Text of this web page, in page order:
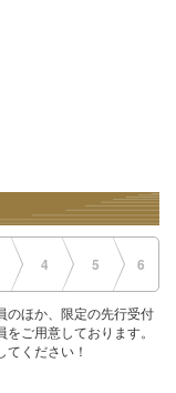
4 5 6
のほか、限定の先行受付
ご用意しております。
ください！